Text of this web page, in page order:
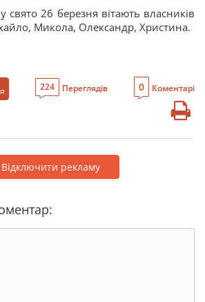
свято 26 березня вітають власників
Микола, Олександр, Христина.
224 Переглядів 0 Коментарі
Відключити рекламу